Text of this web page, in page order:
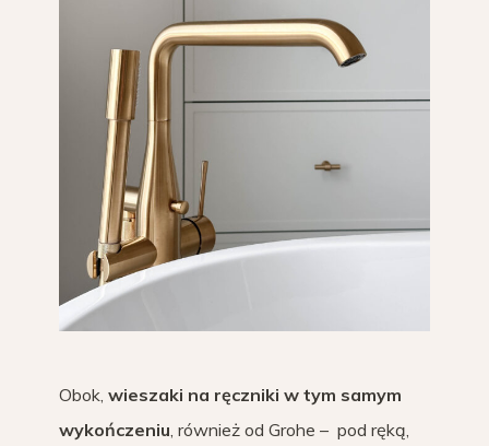
Obok, wieszaki na ręczniki w tym samym
wykończeniu, również od Grohe – pod ręką,